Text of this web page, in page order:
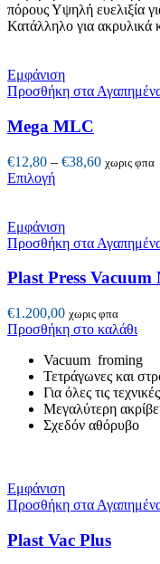
επιλογές
μπορούν
στη
σελίδα
προϊόντος
πόρουςΥψηλή ευελιξία
Κατάλληλο για ακρυλικά
Εμφάνιση
Προσθήκη στα
Mega MLC
€12,80 – €38,60Price
χωρις φπα
ΕπιλογήΑυτό
έχει
πολλαπλές
Οι
μπορούν
να
επιλεγούν
στη
σελίδα
του
προϊόντος
Εμφάνιση
Προσθήκη στα
Plast Press
€1.200,00 χωρις φπα
Προσθήκη στο καλάθι
Vacuum froming
Τετράγωνες και
Για όλες τις
Μεγαλύτερη
Σχεδόν αθόρυβο
Εμφάνιση
Προσθήκη στα
Plast Vac Plus